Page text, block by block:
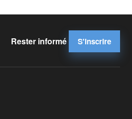
Rester informé S'inscrire